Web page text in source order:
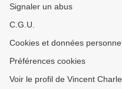
Signaler un abus
C.G.U.
Cookies et données
Préférences cookies
Voir le profil de Vincent